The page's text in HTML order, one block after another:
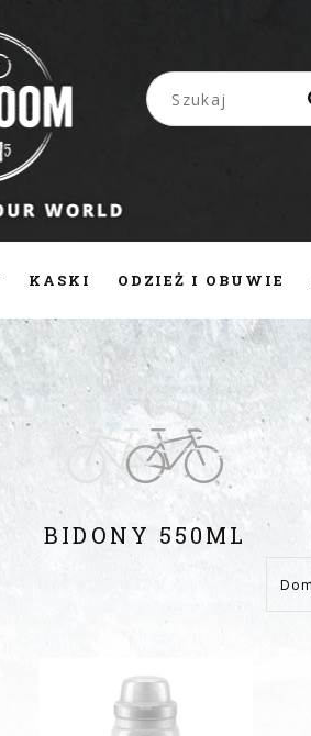
KASKI ODZIEŻ I OBUWIE
BIDONY 550ML